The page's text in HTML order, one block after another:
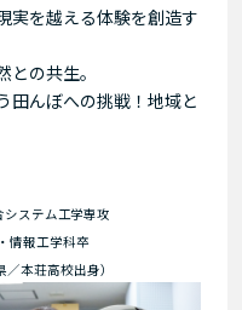
を越える体験を創造す
の共生。
田んぼへの挑戦！地域と
システム工学専攻
情報工学科卒
／本荘高校出身）